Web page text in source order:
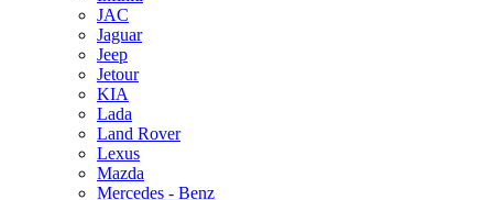
JAC
Jaguar
Jeep
Jetour
KIA
Lada
Land Rover
Lexus
Mazda
Mercedes - Benz